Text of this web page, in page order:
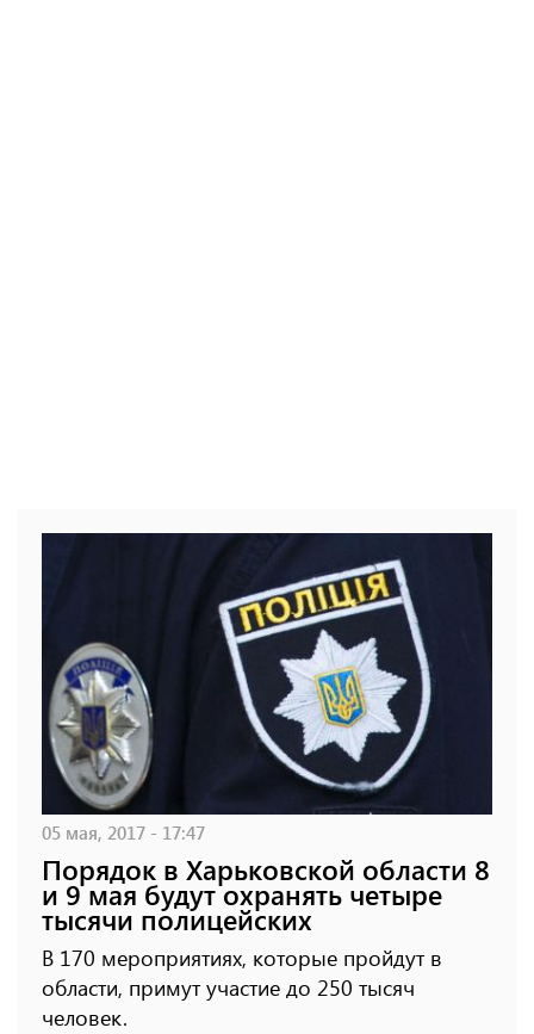
05 мая, 2017 - 17:47
Порядок в Харьковской области 8
и 9 мая будут охранять четыре
тысячи полицейских
В 170 мероприятиях, которые пройдут в
области, примут участие до 250 тысяч
человек.